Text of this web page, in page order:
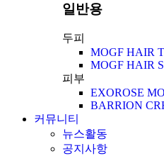
일반용
두피
MOGF HAIR
MOGF HAIR
피부
EXOROSE
BARRION
커뮤니티
뉴스활동
공지사항